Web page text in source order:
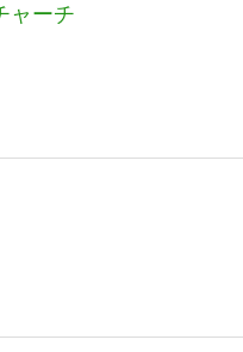
ャーチ